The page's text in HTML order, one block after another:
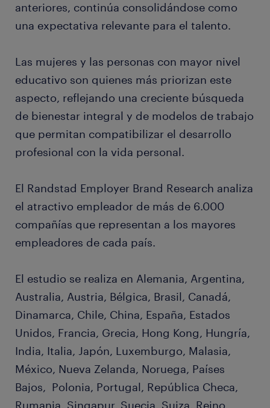
anteriores, continúa consolidándose como
una expectativa relevante para el talento.
Las mujeres y las personas con mayor nivel
educativo son quienes más priorizan este
aspecto, reflejando una creciente búsqueda
de bienestar integral y de modelos de trabajo
que permitan compatibilizar el desarrollo
profesional con la vida personal.
El Randstad Employer Brand Research analiza
el atractivo empleador de más de 6.000
compañías que representan a los mayores
empleadores de cada país.
El estudio se realiza en Alemania, Argentina,
Australia, Austria, Bélgica, Brasil, Canadá,
Dinamarca, Chile, China, España, Estados
Unidos, Francia, Grecia, Hong Kong, Hungría,
India, Italia, Japón, Luxemburgo, Malasia,
México, Nueva Zelanda, Noruega, Países
Bajos, Polonia, Portugal, República Checa,
Rumania, Singapur, Suecia, Suiza, Reino